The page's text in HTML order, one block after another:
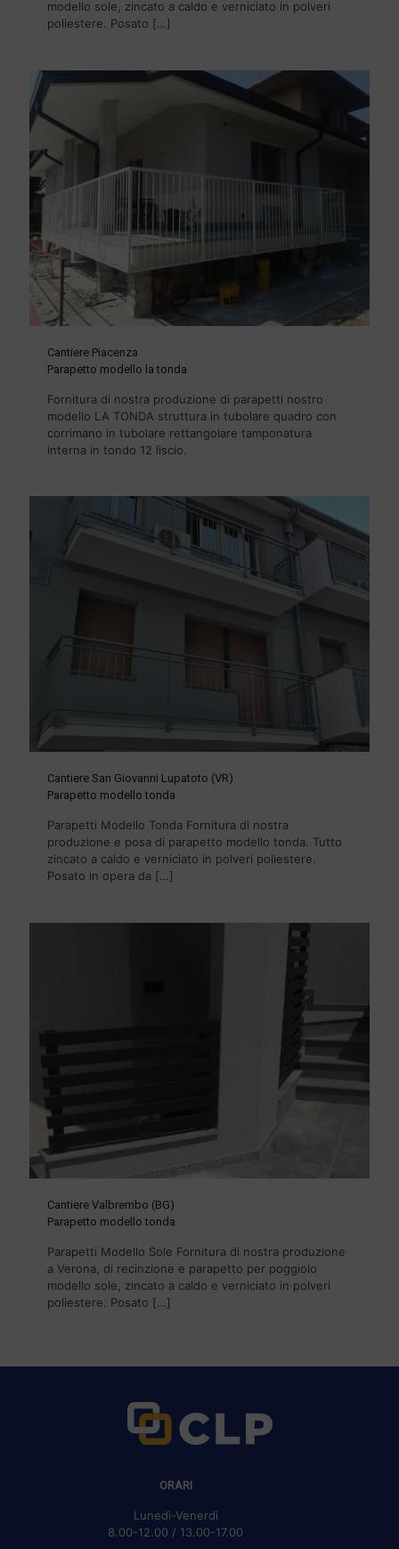
modello sole, zincato a caldo e verniciato in polveri
poliestere. Posato […]
Cantiere Piacenza
Parapetto modello la tonda
Fornitura di nostra produzione di parapetti nostro
modello LA TONDA struttura in tubolare quadro con
corrimano in tubolare rettangolare tamponatura
interna in tondo 12 liscio.
Cantiere San Giovanni Lupatoto (VR)
Parapetto modello tonda
Parapetti Modello Tonda Fornitura di nostra
produzione e posa di parapetto modello tonda. Tutto
zincato a caldo e verniciato in polveri poliestere.
Posato in opera da […]
Cantiere Valbrembo (BG)
Parapetto modello tonda
Parapetti Modello Sole Fornitura di nostra produzione
a Verona, di recinzione e parapetto per poggiolo
modello sole, zincato a caldo e verniciato in polveri
poliestere. Posato […]
ORARI
Lunedì-Venerdì
8.00-12.00 / 13.00-17.00